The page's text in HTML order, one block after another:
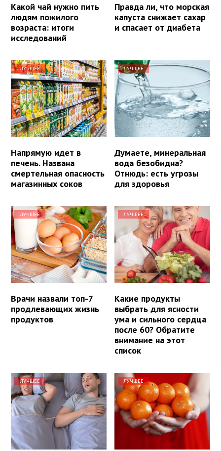
Какой чай нужно пить
людям пожилого
возраста: итоги
исследований
Правда ли, что морская
капуста снижает сахар
и спасает от диабета
ЛУЧШЕЕ
Напрямую идет в
печень. Названа
смертельная опасность
магазинных соков
ЛУЧШЕЕ
Думаете, минеральная
вода безобидна?
Отнюдь: есть угрозы
для здоровья
ЛУЧШЕЕ
Врачи назвали топ-7
продлевающих жизнь
продуктов
ЛУЧШЕЕ
Какие продукты
выбрать для ясности
ума и сильного сердца
после 60? Обратите
внимание на этот
список
ЛУЧШЕЕ ЛУЧШЕЕ